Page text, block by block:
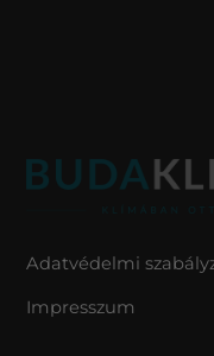
Adatvédelmi
Impresszum